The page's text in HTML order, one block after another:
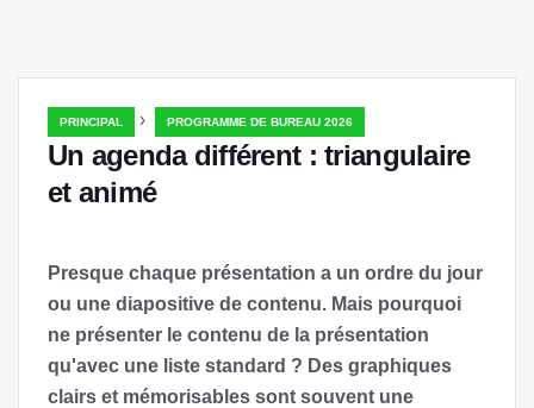
PRINCIPAL › PROGRAMME DE BUREAU 2026
Un agenda différent : triangulaire
et animé
Presque chaque présentation a un ordre du jour
ou une diapositive de contenu. Mais pourquoi
ne présenter le contenu de la présentation
qu'avec une liste standard ? Des graphiques
clairs et mémorisables sont souvent une